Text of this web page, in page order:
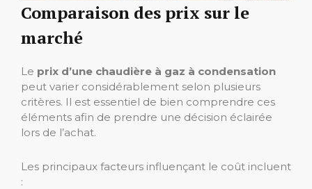
Comparaison des prix sur le
marché
Le prix d’une chaudière à gaz à condensation
peut varier considérablement selon plusieurs
critères. Il est essentiel de bien comprendre ces
éléments afin de prendre une décision éclairée
lors de l’achat.
Les principaux facteurs influençant le coût incluent
: